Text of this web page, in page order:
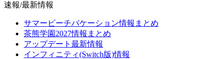
速報/最新情報
サマービーチバケーション情報まとめ
茶熊学園2027情報まとめ
アップデート最新情報
インフィニティ(Switch版)情報